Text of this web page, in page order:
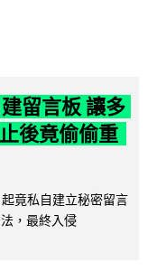
留言板 讓多
後竟偷偷重
竟私自建立秘密留言
，最終入侵